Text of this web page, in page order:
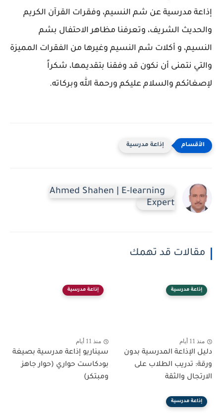
إذاعة مدرسية عن شم النسيم، وفقرات القرآن الكريم
والحديث الشريف، وتعرفنا مظاهر الاحتفال بشم
النسيم، و أكلات شم النسيم وغيرها من الفقرات المميزة
والتي نتمنى أن نكون قد وفقنا بتقديمها، شكراً
لإصغائكم والسلام عليكم ورحمة الله وبركاته.
إذاعة مدرسية
Ahmed Shahen | E-learning
Expert
مقالات قد تهمك
إذاعة مدرسية
منذ 11 أيام
دليل الإذاعة المدرسية بدون
ورقة: تدريب الطلاب على
الارتجال والثقة
إذاعة مدرسية
منذ 11 أيام
سيناريو إذاعة مدرسية بصيغة
بودكاست حواري (حوار جاهز
ومبتكر)
إذاعة مدرسية